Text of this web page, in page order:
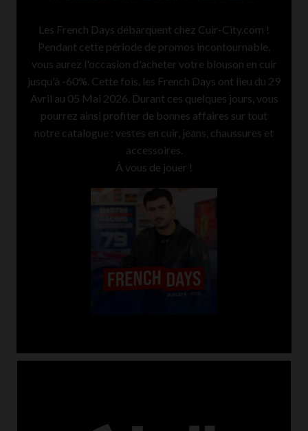
Les French Days débarquent chez Cuir-City.com !
Pendant cette période de promos incontournable,
vous aurez l'occasion d'acheter votre blouson en cuir
jusqu'à -60%. Cette fois, les French Days ont lieu du 29
Avril au 05 Mai 2026. Durant ces quelques jours, vous
pourrez ainsi profiter de bonnes affaires sur tout
notre catalogue : vestes en cuir, jeans, chaussures et
accessoires.
À vous de jouer !